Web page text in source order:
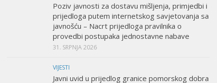
Poziv javnosti za dostavu mišljenja, primjedbi i
prijedloga putem internetskog savjetovanja sa
javnošću – Nacrt prijedloga pravilnika o
provedbi postupaka jednostavne nabave
31. SRPNJA 2026
VIJESTI
Javni uvid u prijedlog granice pomorskog dobra